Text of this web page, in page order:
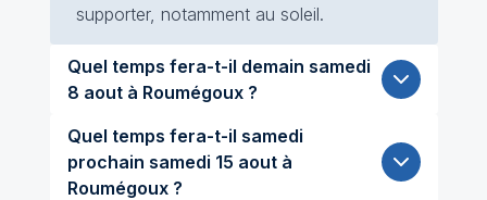
supporter, notamment au soleil.
Quel temps fera-t-il demain samedi
8 aout à Roumégoux ?
Quel temps fera-t-il samedi
prochain samedi 15 aout à
Roumégoux ?